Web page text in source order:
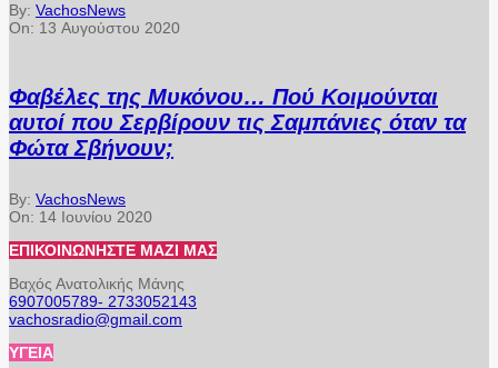
By: VachosNews
On: 13 Αυγούστου 2020
Φαβέλες της Μυκόνου… Πού Κοιμούνται
αυτοί που Σερβίρουν τις Σαμπάνιες όταν τα
Φώτα Σβήνουν;
By: VachosNews
On: 14 Ιουνίου 2020
ΕΠΙΚΟΙΝΩΝΉΣΤΕ ΜΑΖΊ ΜΑΣ
Βαχός Ανατολικής Μάνης
6907005789- 2733052143
vachosradio@gmail.com
ΥΓΕΊΑ